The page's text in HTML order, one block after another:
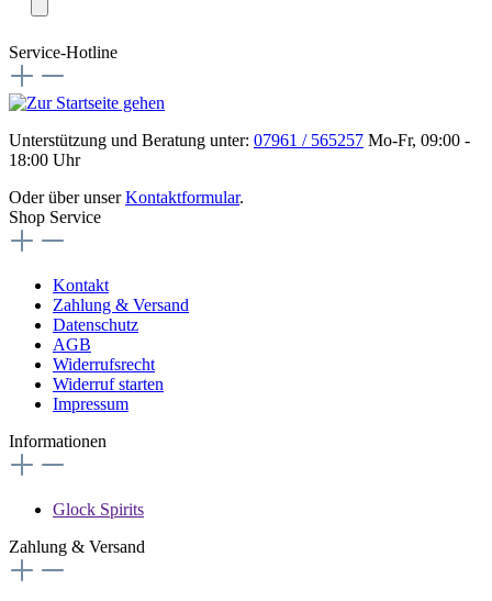
Service-Hotline
Unterstützung und Beratung unter: 07961 / 565257 Mo-Fr, 09:00 -
18:00 Uhr
Oder über unserKontaktformular.
Shop Service
Kontakt
Zahlung & Versand
Datenschutz
AGB
Widerrufsrecht
Widerruf starten
Impressum
Informationen
Glock Spirits
Zahlung & Versand